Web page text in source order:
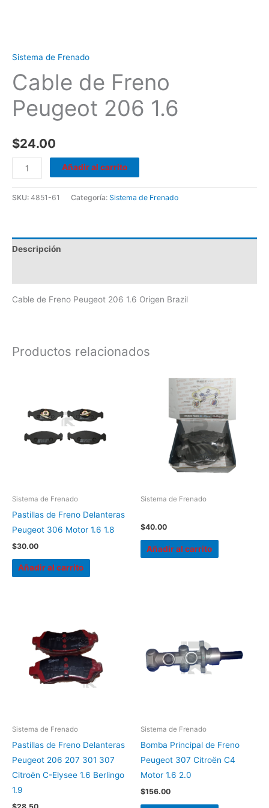
Sistema de Frenado
Cable de Freno
Peugeot 206 1.6
$24.00
Añadir al carrito
SKU: 4851-61 Categoría: Sistema de Frenado
Descripción
Cable de Freno Peugeot 206 1.6 Origen Brazil
Productos relacionados
Sistema de Frenado
Pastillas de Freno Delanteras
Peugeot 306 Motor 1.6 1.8
$30.00
Añadir al carrito
Sistema de Frenado
$40.00
Añadir al carrito
Sistema de Frenado
Pastillas de Freno Delanteras
Peugeot 206 207 301 307
Citroën C-Elysee 1.6 Berlingo
1.9
Sistema de Frenado
Bomba Principal de Freno
Peugeot 307 Citroën C4
Motor 1.6 2.0
$156.00